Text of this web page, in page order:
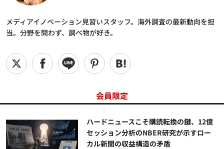
メディアイノベーション見習いスタッフ。海外調査の最新動向を担
当。分野を問わず、調べ物が好き。
会員限定
ハードニュースこそ購読転換の鍵、12億
セッション分析のNBER研究が示すロー
カル新聞の収益構造の矛盾